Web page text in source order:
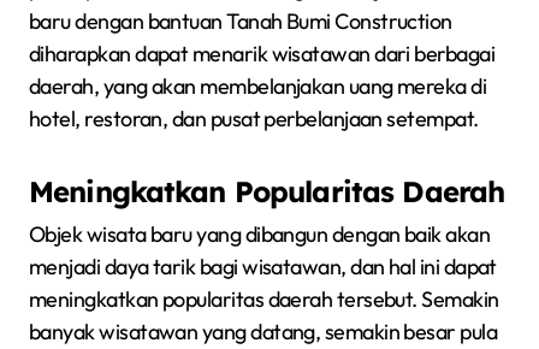
baru dengan bantuan Tanah Bumi Construction
diharapkan dapat menarik wisatawan dari berbagai
daerah, yang akan membelanjakan uang mereka di
hotel, restoran, dan pusat perbelanjaan setempat.
Meningkatkan Popularitas Daerah
Objek wisata baru yang dibangun dengan baik akan
menjadi daya tarik bagi wisatawan, dan hal ini dapat
meningkatkan popularitas daerah tersebut. Semakin
banyak wisatawan yang datang, semakin besar pula